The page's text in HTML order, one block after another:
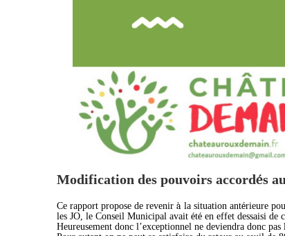
Modification des pouvoirs accordés
Ce rapport propose de revenir à la situation antérieure
les JO, le Conseil Municipal avait été en effet dessaisi de
Heureusement donc l’exceptionnel ne deviendra donc pas